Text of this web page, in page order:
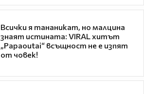
Всички я тананикат, но малцина
знаят истината: VIRAL хитът
„Papaoutai“ всъщност не е изпят
от човек!